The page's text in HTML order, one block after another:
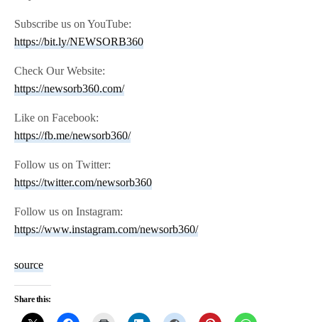
Subscribe us on YouTube:
https://bit.ly/NEWSORB360
Check Our Website:
https://newsorb360.com/
Like on Facebook:
https://fb.me/newsorb360/
Follow us on Twitter:
https://twitter.com/newsorb360
Follow us on Instagram:
https://www.instagram.com/newsorb360/
source
Share this: